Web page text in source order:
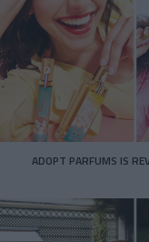
ADOPT PARFUMS IS